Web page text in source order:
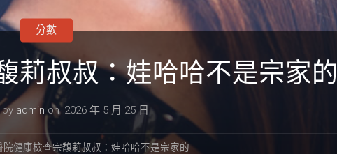
莉叔叔：娃哈哈不是宗家的
admin on 2026 年 5 月 25 日
分數
院健康檢查宗馥莉叔叔：娃哈哈不是宗家的